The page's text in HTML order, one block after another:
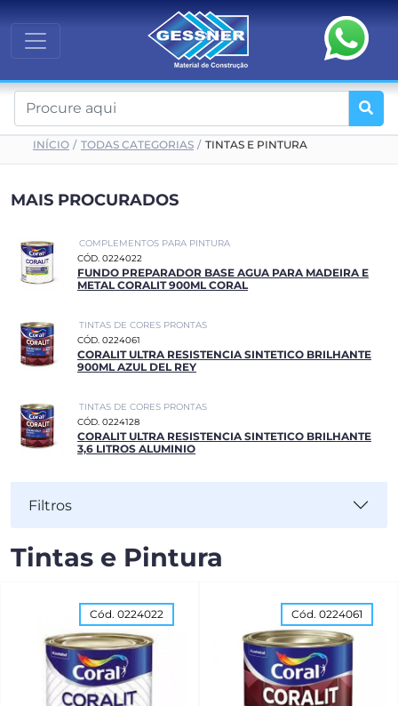
INÍCIO TODAS CATEGORIAS TINTAS E PINTURA
MAIS PROCURADOS
COMPLEMENTOS PARA PINTURA
CÓD. 0224022
FUNDO PREPARADOR BASE AGUA PARA MADEIRA E
METAL CORALIT 900ML CORAL
TINTAS DE CORES PRONTAS
CÓD. 0224061
CORALIT ULTRA RESISTENCIA SINTETICO BRILHANTE
900ML AZUL DEL REY
TINTAS DE CORES PRONTAS
CÓD. 0224128
CORALIT ULTRA RESISTENCIA SINTETICO BRILHANTE
3,6 LITROS ALUMINIO
Filtros
Tintas e Pintura
Cód. 0224022 Cód. 0224061